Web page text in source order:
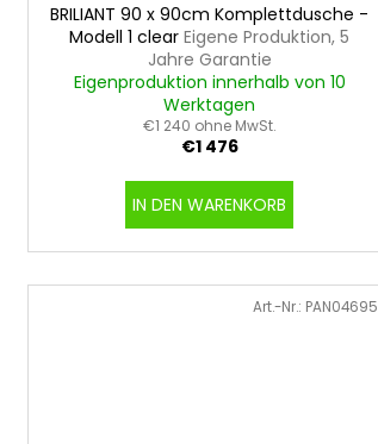
BRILIANT 90 x 90cm Komplettdusche -
Modell 1 clear Eigene Produktion, 5
Jahre Garantie
Eigenproduktion innerhalb von 10
Werktagen
€1 240 ohne MwSt.
€1 476
IN DEN WARENKORB
Art.-Nr.: PAN04695